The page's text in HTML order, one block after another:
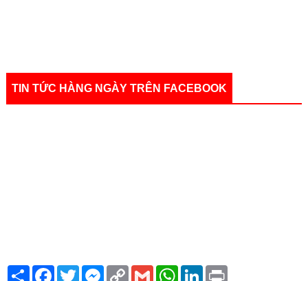
TIN TỨC HÀNG NGÀY TRÊN FACEBOOK
S
F
T
M
C
G
W
L
P